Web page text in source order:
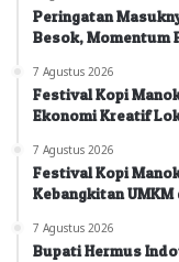
Peringatan
Besok, Momentum
7 Agustus 2026
Festival Kopi
Ekonomi Kreatif
7 Agustus 2026
Festival Kopi
Kebangkitan
7 Agustus 2026
Bupati Hermus